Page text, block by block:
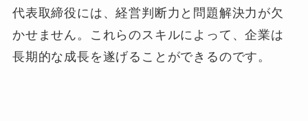
代表取締役には、経営判断力と問題解決力が欠
かせません。これらのスキルによって、企業は
長期的な成長を遂げることができるのです。